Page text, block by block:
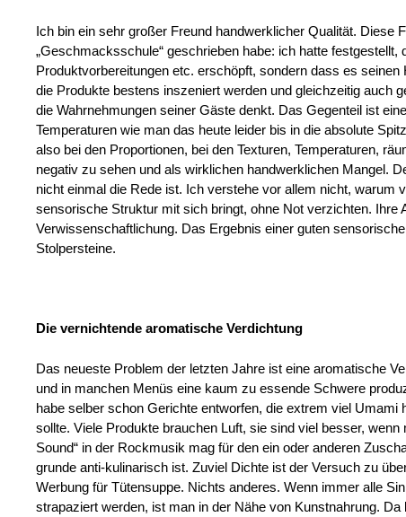
Ich bin ein sehr großer Freund handwerklicher Qualität. Diese
„Geschmacksschule“ geschrieben habe: ich hatte
Produktvorbereitungen etc. erschöpft, sondern dass es
die Produkte bestens inszeniert werden und gleichzeitig auch
die Wahrnehmungen seiner Gäste denkt. Das Gegenteil ist
Temperaturen wie man das heute leider bis in die absolute
also bei den Proportionen, bei den Texturen, Temperaturen,
negativ zu sehen und als wirklichen handwerklichen Mangel.
nicht einmal die Rede ist. Ich verstehe vor allem nicht, warum
sensorische Struktur mit sich bringt, ohne Not verzichten.
Verwissenschaftlichung. Das Ergebnis einer guten
Stolpersteine.
Die vernichtende aromatische Verdichtung
Das neueste Problem der letzten Jahre ist eine aromatische
und in manchen Menüs eine kaum zu essende Schwere
habe selber schon Gerichte entworfen, die extrem viel
sollte. Viele Produkte brauchen Luft, sie sind viel besser,
Sound“ in der Rockmusik mag für den ein oder anderen
grunde anti-kulinarisch ist. Zuviel Dichte ist der Versuch zu
Werbung für Tütensuppe. Nichts anderes. Wenn immer alle
strapaziert werden, ist man in der Nähe von Kunstnahrung.